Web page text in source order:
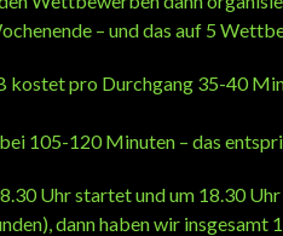
– und das auf 5
kostet pro Durchgang 35-40
105-120 Minuten – das
Uhr startet und um 18.30
dann haben wir insgesamt